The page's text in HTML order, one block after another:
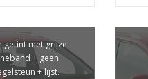
getint met grijze
+ geen
+ lijst.